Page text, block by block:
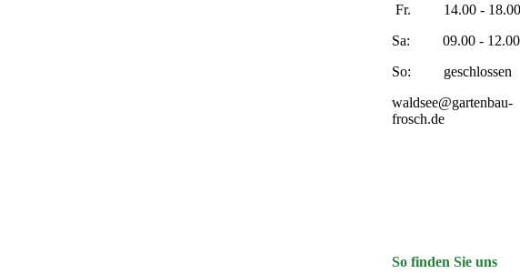
Fr. 14.00 - 18.00
Sa: 09.00 - 12.00
So: geschlossen
waldsee@gartenbau-
frosch.de
So finden Sie uns